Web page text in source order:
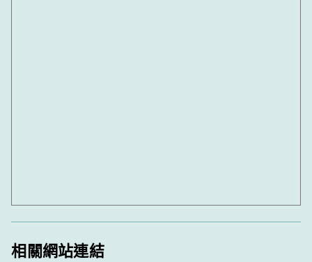
相關網站連結